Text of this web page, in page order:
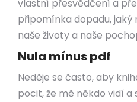
vlastní přesvědčení a
připomínka dopadu,
naše životy a naše
Nula mínus pdf
Neděje se často, aby
pocit, že mě někdo vidí a